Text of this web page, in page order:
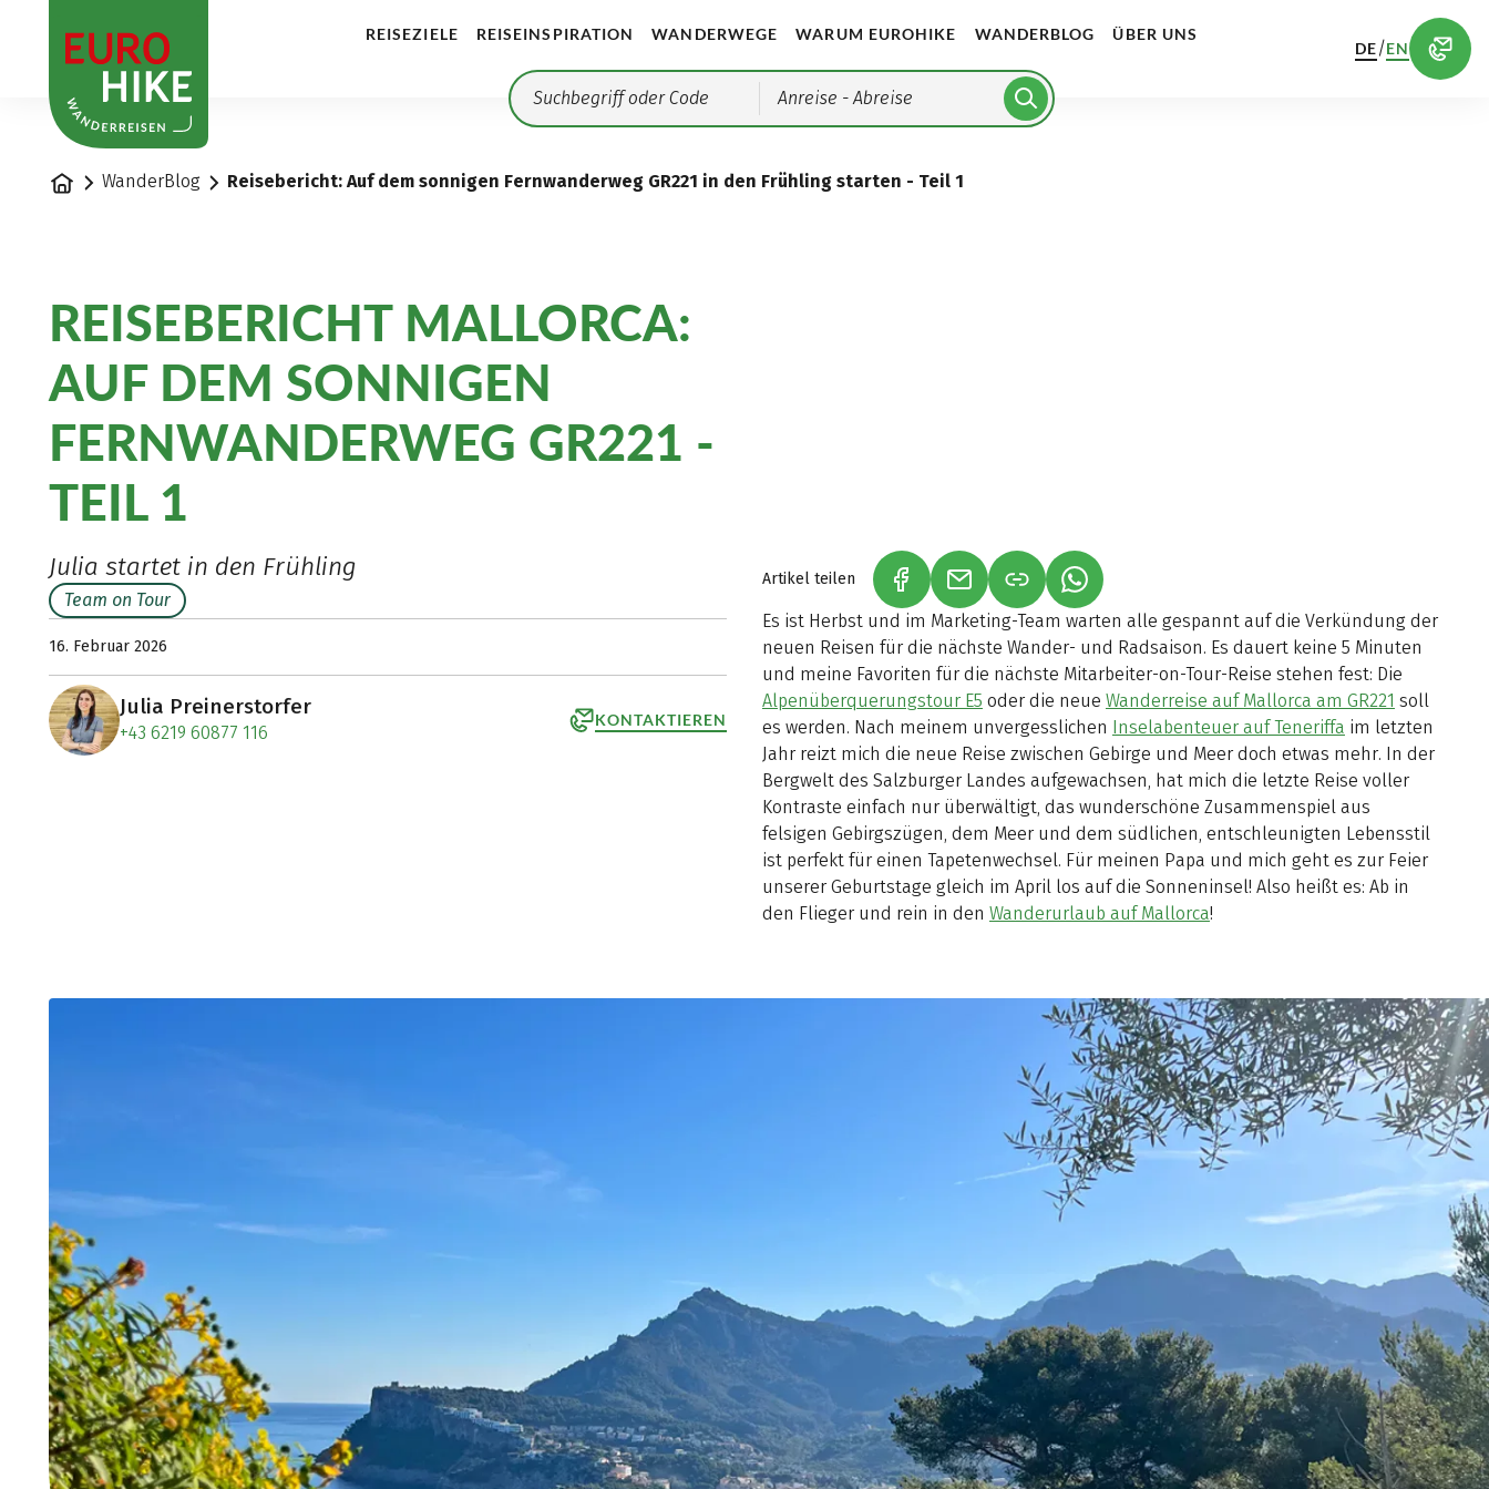
REISEZIELE REISEINSPIRATION WANDERWEGE WARUM EUROHIKE WANDERBLOG ÜBER UNS
Anreise - Abreise
DE/EN
StartseiteWanderBlog Reisebericht: Auf dem sonnigen Fernwanderweg GR221 in den Frühling starten - Teil 1
REISEBERICHT MALLORCA:
AUF DEM SONNIGEN
FERNWANDERWEG GR221 -
TEIL 1
Julia startet in den Frühling
Team on Tour
16. Februar 2026
Julia Preinerstorfer
+43 6219 60877 116
KONTAKTIEREN
Artikel teilen (LINK ÖFFNET IN NEUEM TAB)
(LINK ÖFFNET IN NEUEM TAB)
(LINK ÖFFNET IN NEUEM TAB)
Es ist Herbst und im Marketing-Team warten alle gespannt auf die Verkündung der
neuen Reisen für die nächste Wander- und Radsaison. Es dauert keine 5 Minuten
und meine Favoriten für die nächste Mitarbeiter-on-Tour-Reise stehen fest: Die
Alpenüberquerungstour E5 oder die neue Wanderreise auf Mallorca am GR221 soll
es werden. Nach meinem unvergesslichen Inselabenteuer auf Teneriffa im letzten
Jahr reizt mich die neue Reise zwischen Gebirge und Meer doch etwas mehr. In der
Bergwelt des Salzburger Landes aufgewachsen, hat mich die letzte Reise voller
Kontraste einfach nur überwältigt, das wunderschöne Zusammenspiel aus
felsigen Gebirgszügen, dem Meer und dem südlichen, entschleunigten Lebensstil
ist perfekt für einen Tapetenwechsel. Für meinen Papa und mich geht es zur Feier
unserer Geburtstage gleich im April los auf die Sonneninsel! Also heißt es: Ab in
den Flieger und rein in den Wanderurlaub auf Mallorca!